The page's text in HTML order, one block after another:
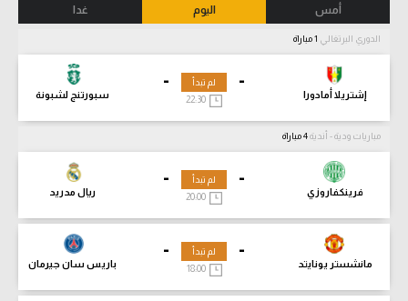
أمس اليوم غدا
الدوري البرتغالي
-
إشتريلا أمادورا
-
سبورتنج لشبونة
لم تبدأ
مباريات ودية - أندية
-
فرينكفاروزي
-
ريال مدريد
لم تبدأ
-
مانشستر يونايتد
-
باريس سان جيرمان
لم تبدأ
18:00